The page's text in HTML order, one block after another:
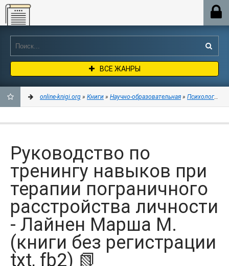
Online-knigi.org
ВСЕ ЖАНРЫ
ЗАКЛАДКИ
online-knigi.org » Книги » Научно-образовательная » Психология
Руководство по
тренингу навыков при
терапии пограничного
расстройства личности
- Лайнен Марша М.
(книги без регистрации
txt, fb2) 📗